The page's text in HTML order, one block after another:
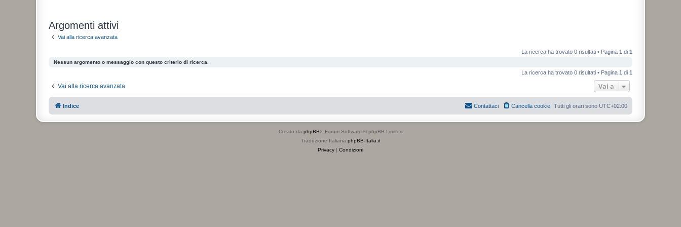
Argomenti attivi
Vai alla ricerca avanzata
La ricerca ha trovato 0 risultati • Pagina 1 di 1
Nessun argomento o messaggio con questo criterio di ricerca.
La ricerca ha trovato 0 risultati • Pagina 1 di 1
Vai alla ricerca avanzata Vai a
Indice Tutti gli orari sono UTC+02:00
Cancella cookie
Contattaci
Creato da phpBB® Forum Software © phpBB Limited
Traduzione Italiana phpBB-Italia.it
Privacy | Condizioni